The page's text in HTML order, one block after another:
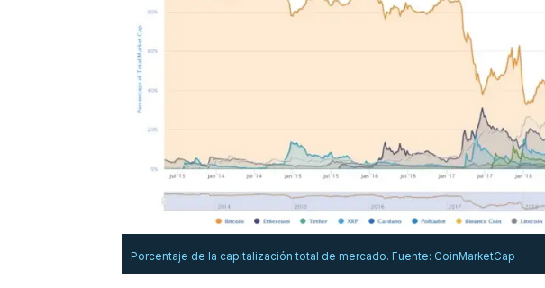
Porcentaje de la capitalización total de mercado. Fuente: CoinMarketCap